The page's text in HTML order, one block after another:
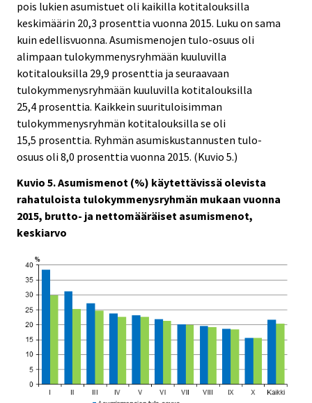
pois lukien asumistuet oli kaikilla kotitalouksilla
keskimäärin 20,3 prosenttia vuonna 2015. Luku on sama
kuin edellisvuonna. Asumismenojen tulo-osuus oli
alimpaan tulokymmenysryhmään kuuluvilla
kotitalouksilla 29,9 prosenttia ja seuraavaan
tulokymmenysryhmään kuuluvilla kotitalouksilla
25,4 prosenttia. Kaikkein suurituloisimman
tulokymmenysryhmän kotitalouksilla se oli
15,5 prosenttia. Ryhmän asumiskustannusten tulo-
osuus oli 8,0 prosenttia vuonna 2015. (Kuvio 5.)
Kuvio 5. Asumismenot (%) käytettävissä olevista
rahatuloista tulokymmenysryhmän mukaan vuonna
2015, brutto- ja nettomääräiset asumismenot,
keskiarvo